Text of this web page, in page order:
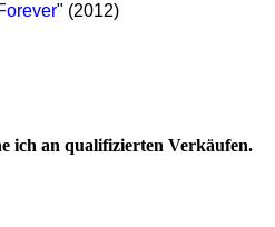
" (2012)
ich an qualifizierten Verkäufen.